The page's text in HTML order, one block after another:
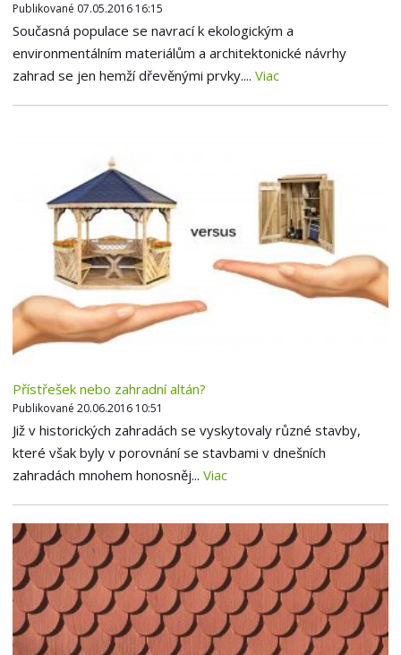
Publikované 07.05.2016 16:15
Současná populace se navrací k ekologickým a
environmentálním materiálům a architektonické návrhy
zahrad se jen hemží dřevěnými prvky.... Viac
Přístřešek nebo zahradní altán?
Publikované 20.06.2016 10:51
Již v historických zahradách se vyskytovaly různé stavby,
které však byly v porovnání se stavbami v dnešních
zahradách mnohem honosněj... Viac